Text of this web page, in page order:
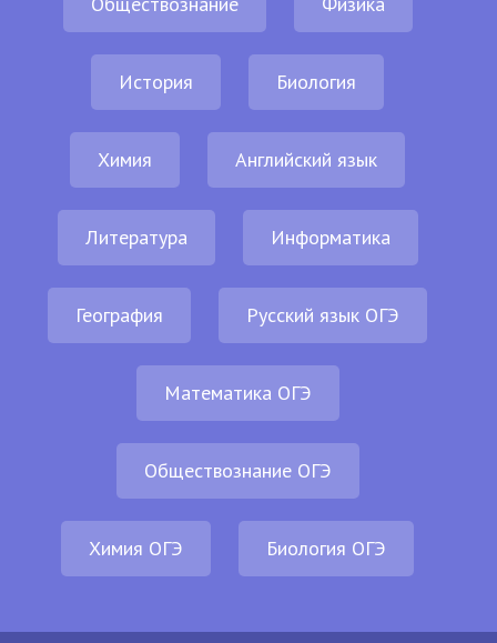
История Биология
Химия Английский язык
Литература Информатика
География Русский язык ОГЭ
Математика ОГЭ
Обществознание ОГЭ
Химия ОГЭ Биология ОГЭ